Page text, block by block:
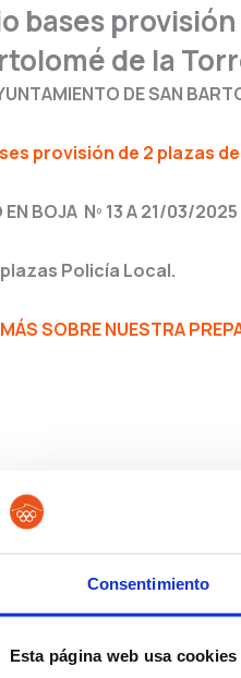
Consentimiento
Esta página web usa cookies
bases
de la
DE SAN
provisión de 2 plazas
EN BOJA Nº 13 A 21/03/2025
Policía Local.
SOBRE NUESTRA
Policía Local